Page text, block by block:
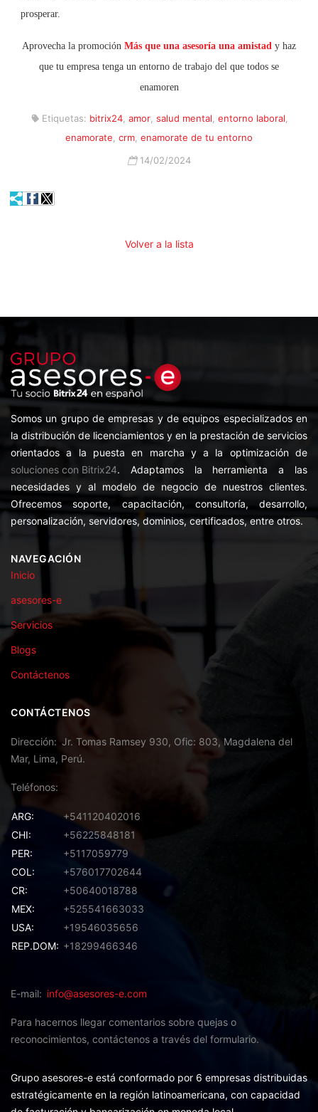
prosperar.
Aprovecha la promoción Más que una asesoría una amistad y haz
que tu empresa tenga un entorno de trabajo del que todos se
enamoren
Etiquetas: bitrix24, amor, salud mental, entorno laboral,
enamorate, crm, enamorate de tu entorno
14/02/2024
Volver a la lista
Somos un grupo de empresas y de equipos especializados en
la distribución de licenciamientos y en la prestación de servicios
orientados a la puesta en marcha y a la optimización de
soluciones con Bitrix24. Adaptamos la herramienta a las
necesidades y al modelo de negocio de nuestros clientes.
Ofrecemos soporte, capacitación, consultoría, desarrollo,
personalización, servidores, dominios, certificados, entre otros.
NAVEGACIÓN
Inicio
asesores-e
Servicios
Blogs
Contáctenos
CONTÁCTENOS
Dirección
Jr. Tomas Ramsey 930, Ofic: 803, Magdalena del
Mar, Lima, Perú.
Teléfonos
ARG:
+541120402016
CHI:
+56225848181
PER:
+5117059779
COL:
+576017702644
CR:
+50640018788
MEX:
+525541663033
USA:
+19546035656
REP.DOM: +18299466346
E-mail info@asesores-e.com
Para hacernos llegar comentarios sobre quejas o
reconocimientos, contáctenos a través del formulario.
Grupo asesores-e está conformado por 6 empresas distribuidas
estratégicamente en la región latinoamericana, con capacidad